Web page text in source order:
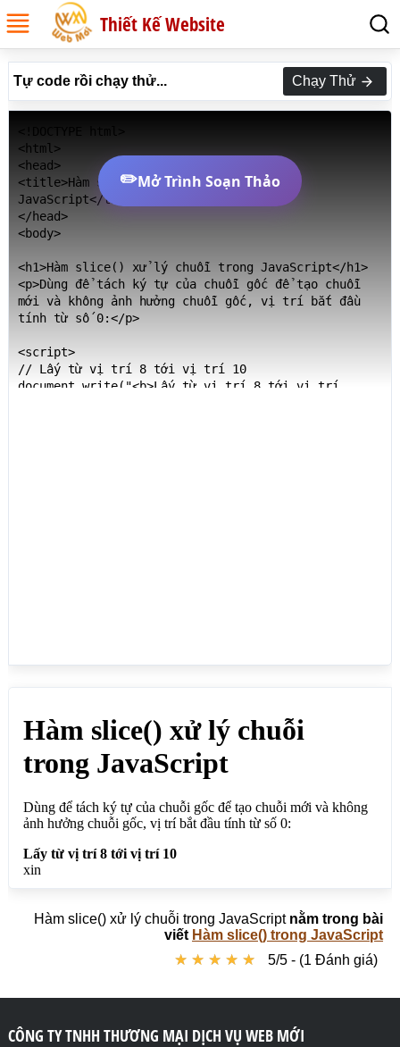
Thiết Kế Website
Tự code rồi chạy thử... Chạy Thử
<html>
<head>
<title>Hàm slice() xử lý chuỗi trong
JavaScript</title>
</head>
<body>
<h1>Hàm slice() xử lý chuỗi trong JavaScript</h1>
<p>Dùng để tách ký tự của chuỗi gốc để tạo chuỗi
mới và không ảnh hưởng chuỗi gốc, vị trí bắt đầu
tính từ số 0:</p>
<script>
// Lấy từ vị trí 8 tới vị trí 10
document.write("<b>Lấy từ vị trí 8 tới vị trí
✏️Mở Trình Soạn Thảo
Hàm slice() xử lý chuỗi trong JavaScript nằm trong bài
viết Hàm slice() trong JavaScript
★ ★ ★ ★ ★
★ ★ ★ ★ ★ 5/5 - (1 Đánh giá)
CÔNG TY TNHH THƯƠNG MẠI DỊCH VỤ WEB MỚI